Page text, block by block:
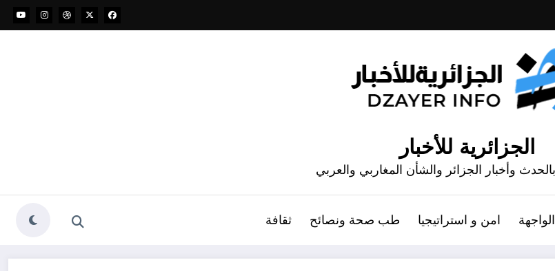
الجزائرية للأخبار
وأخبار الجزائر والشأن المغاربي والعربي
امن و استراتيجيا طب صحة ونصائح ثقافة